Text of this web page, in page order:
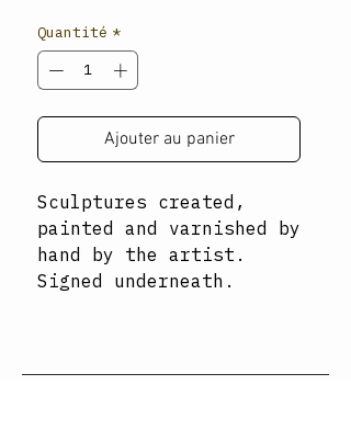
Quantité *
Ajouter au panier
Sculptures created,
painted and varnished by
hand by the artist.
Signed underneath.